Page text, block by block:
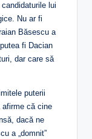
lui
Nu ar fi
Băsescu a
fi Dacian
dar care să
puterii
afirme că cine
dacă ne
a „domnit”